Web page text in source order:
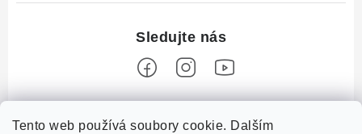
Tento web používá soubory cookie. Dalším
Z